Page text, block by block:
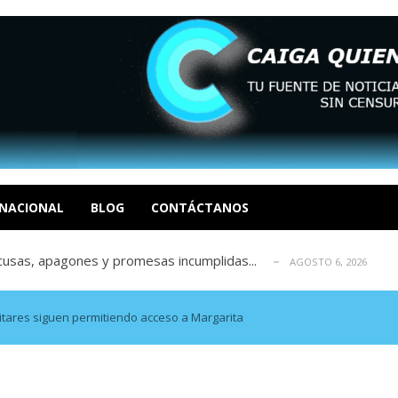
BLOG CONTÁCTANOS
de derechos humanos en el Minister... AGOSTO 6, 2026
un mercado impulsado por el auge de... AGOSTO 6, 2026
en La Guaira que hasta ahora no había ...
siguen permitiendo acceso a Margarita